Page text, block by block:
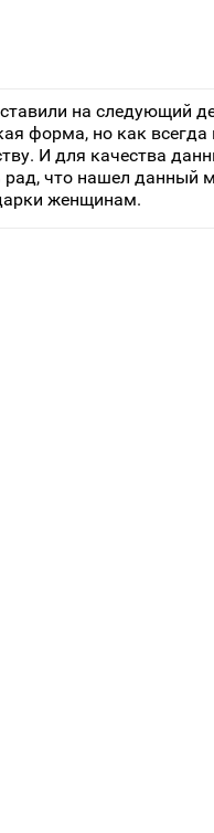
на следующий
форма, но как
И для качества
что нашел данный
женщинам.